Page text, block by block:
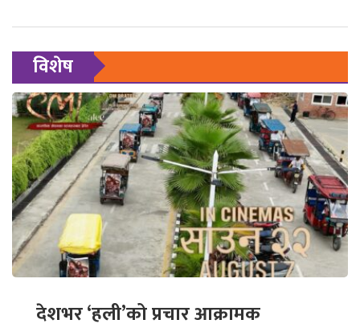
विशेष
देशभर ‘हली’को प्रचार आक्रामक